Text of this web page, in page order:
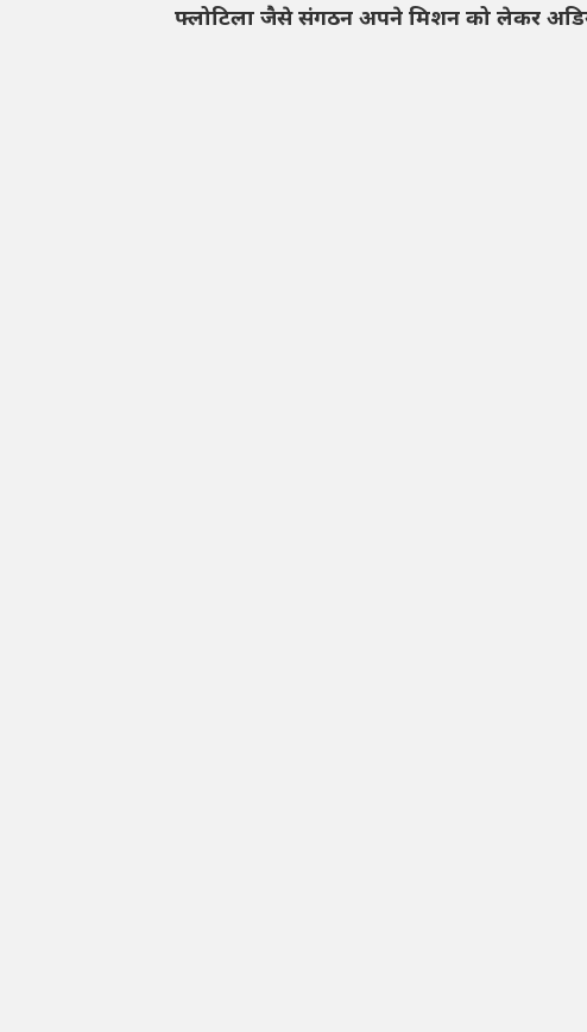
फ्लोटिला जैसे संगठन अपने मिशन को लेकर